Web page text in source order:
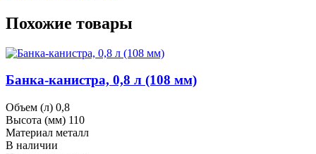
Похожие товары
Банка-канистра, 0,8 л (108 мм)
Объем (л) 0,8
Высота (мм) 110
Материал металл
В наличии